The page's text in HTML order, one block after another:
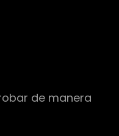
de manera